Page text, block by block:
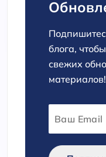
блога,
свежих
материалов!